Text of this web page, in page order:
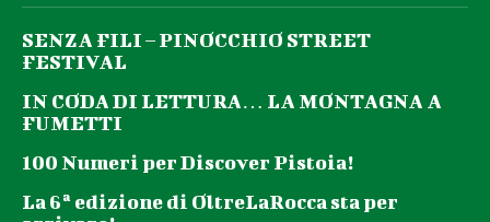
SENZA FILI – PINOCCHIO STREET
FESTIVAL
IN CODA DI LETTURA… LA MONTAGNA A
FUMETTI
100 Numeri per Discover Pistoia!
La 6ª edizione di OltreLaRocca sta per